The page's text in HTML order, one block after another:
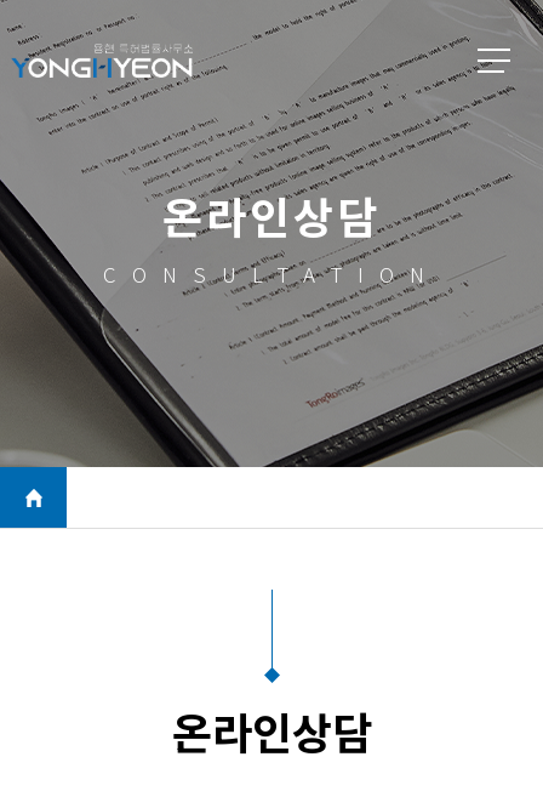
온라인상담
CONSULTATION
온라인상담